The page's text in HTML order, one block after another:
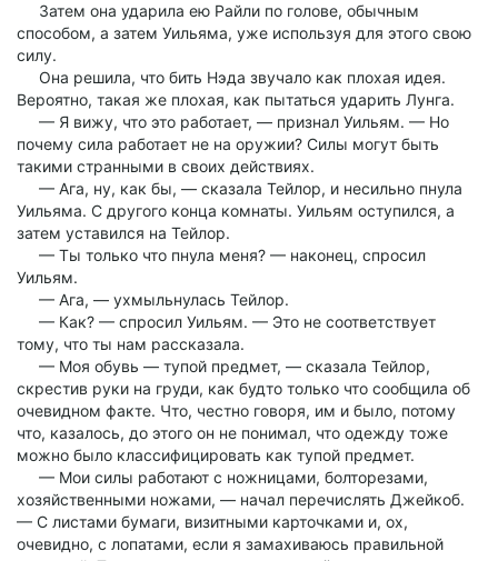
Затем она ударила ею Райли по голове, обычным
способом, а затем Уильяма, уже используя для этого свою
силу.
Она решила, что бить Нэда звучало как плохая идея.
Вероятно, такая же плохая, как пытаться ударить Лунга.
— Я вижу, что это работает, — признал Уильям. — Но
почему сила работает не на оружии? Силы могут быть
такими странными в своих действиях.
— Ага, ну, как бы, — сказала Тейлор, и несильно пнула
Уильяма. С другого конца комнаты. Уильям оступился, а
затем уставился на Тейлор.
— Ты только что пнула меня? — наконец, спросил
Уильям.
— Ага, — ухмыльнулась Тейлор.
— Как? — спросил Уильям. — Это не соответствует
тому, что ты нам рассказала.
— Моя обувь — тупой предмет, — сказала Тейлор,
скрестив руки на груди, как будто только что сообщила об
очевидном факте. Что, честно говоря, им и было, потому
что, казалось, до этого он не понимал, что одежду тоже
можно было классифицировать как тупой предмет.
— Мои силы работают с ножницами, болторезами,
хозяйственными ножами, — начал перечислять Джейкоб.
— С листами бумаги, визитными карточками и, ох,
очевидно, с лопатами, если я замахиваюсь правильной